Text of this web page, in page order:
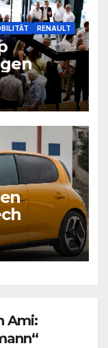
RENAULT
Ami: